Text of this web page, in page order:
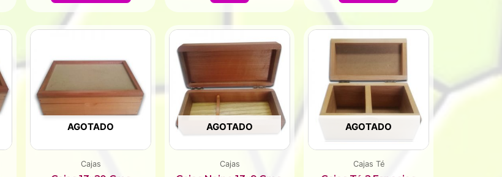
AGOTADO
Cajas
AGOTADO
Cajas
AGOTADO
Cajas Té